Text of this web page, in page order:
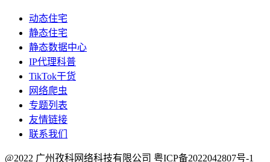
动态住宅
静态住宅
静态数据中心
IP代理科普
TikTok干货
网络爬虫
专题列表
友情链接
联系我们
@2022 广州孜科网络科技有限公司 粤ICP备2022042807号-1